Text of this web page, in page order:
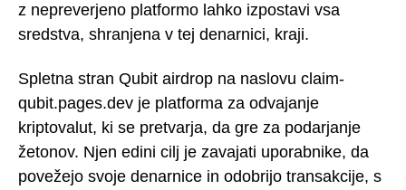
z nepreverjeno platformo lahko izpostavi vsa
sredstva, shranjena v tej denarnici, kraji.
Spletna stran Qubit airdrop na naslovu claim-
qubit.pages.dev je platforma za odvajanje
kriptovalut, ki se pretvarja, da gre za podarjanje
žetonov. Njen edini cilj je zavajati uporabnike, da
povežejo svoje denarnice in odobrijo transakcije, s